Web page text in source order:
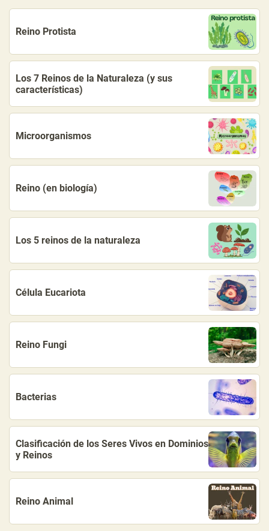
Reino Protista
Los 7 Reinos de la Naturaleza (y sus
características)
Microorganismos
Reino (en biología)
Los 5 reinos de la naturaleza
Célula Eucariota
Reino Fungi
Bacterias
Clasificación de los Seres Vivos en Dominios
y Reinos
Reino Animal